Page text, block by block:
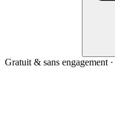
Gratuit & sans engagement ·